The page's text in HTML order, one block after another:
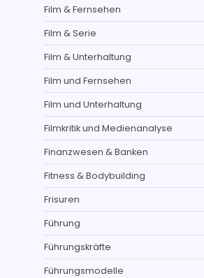
Film & Fernsehen
Film & Serie
Film & Unterhaltung
Film und Fernsehen
Film und Unterhaltung
Filmkritik und Medienanalyse
Finanzwesen & Banken
Fitness & Bodybuilding
Frisuren
Führung
Führungskräfte
Führungsmodelle